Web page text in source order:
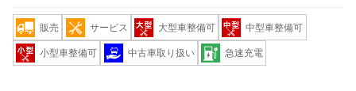
販売 サービス 大型車整備可 中型車整備可
小型車整備可 中古車取り扱い 急速充電